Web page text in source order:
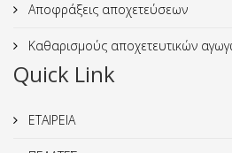
Αποφράξεις αποχετεύσεων
Καθαρισμούς αποχετευτικών
Quick Link
ΕΤΑΙΡΕΙΑ